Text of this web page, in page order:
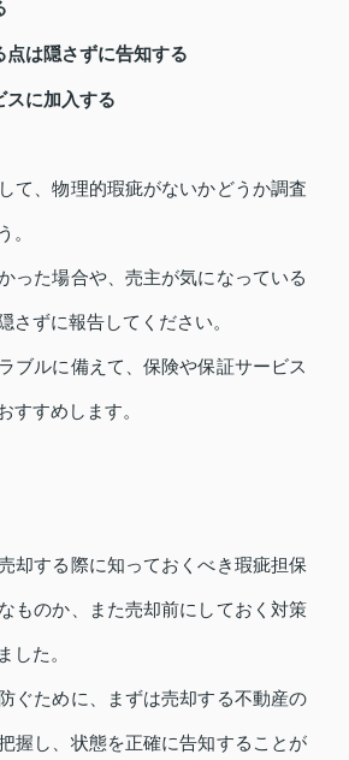
点は隠さずに告知する
スに加入する
て、物理的瑕疵がないかどうか調査
。
った場合や、売主が気になっている
さずに報告してください。
ブルに備えて、保険や保証サービス
すすめします。
却する際に知っておくべき瑕疵担保
ものか、また売却前にしておく対策
した。
ぐために、まずは売却する不動産の
握し、状態を正確に告知することが